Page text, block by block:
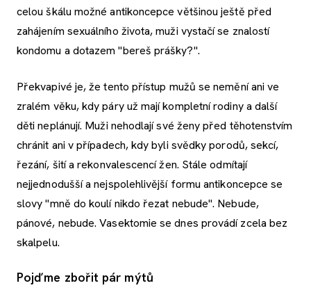
celou škálu možné antikoncepce většinou ještě před
zahájením sexuálního života, muži vystačí se znalostí
kondomu a dotazem "bereš prášky?".
Překvapivé je, že tento přístup mužů se nemění ani ve
zralém věku, kdy páry už mají kompletní rodiny a další
děti neplánují. Muži nehodlají své ženy před těhotenstvím
chránit ani v případech, kdy byli svědky porodů, sekcí,
řezání, šití a rekonvalescencí žen. Stále odmítají
nejjednodušší a nejspolehlivější formu antikoncepce se
slovy "mně do koulí nikdo řezat nebude". Nebude,
pánové, nebude. Vasektomie se dnes provádí zcela bez
skalpelu.
Pojďme zbořit pár mýtů